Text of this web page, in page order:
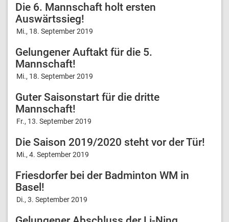
Die 6. Mannschaft holt ersten
Auswärtssieg!
Mi., 18. September 2019
Gelungener Auftakt für die 5.
Mannschaft!
Mi., 18. September 2019
Guter Saisonstart für die dritte
Mannschaft!
Fr., 13. September 2019
Die Saison 2019/2020 steht vor der Tür!
Mi., 4. September 2019
Friesdorfer bei der Badminton WM in
Basel!
Di., 3. September 2019